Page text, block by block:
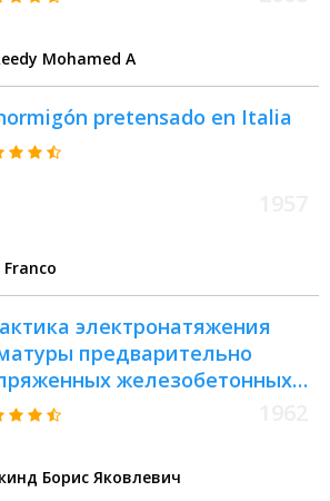
Mohamed A
pretensado en Italia
Franco
электронатяжения
предварительно
железобетонных
Борис Яковлевич